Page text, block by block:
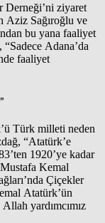
Derneği’ni ziyaret
Aziz Sağıroğlu ve
bu yana faaliyet
Adana’da
faaliyet
Türk milleti neden
“Atatürk’e
1920’ye kadar
Kemal
Çiçekler
Atatürk’ün
yardımcımız